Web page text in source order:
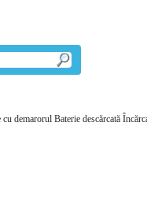
demarorul Baterie descărcată